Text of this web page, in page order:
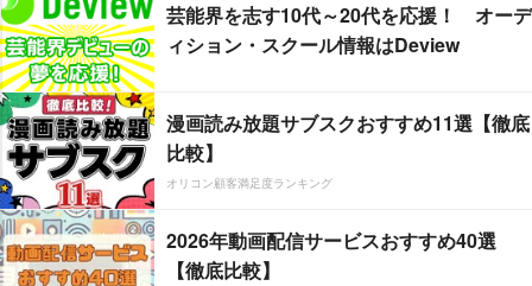
芸能界を志す10代～20代を応援！ オーデ
ィション・スクール情報はDeview
漫画読み放題サブスクおすすめ11選【徹底
比較】
オリコン顧客満足度ランキング
2026年動画配信サービスおすすめ40選
【徹底比較】